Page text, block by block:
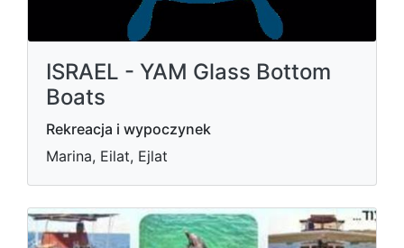
ISRAEL - YAM Glass Bottom
Boats
Rekreacja i wypoczynek
Marina, Eilat, Ejlat